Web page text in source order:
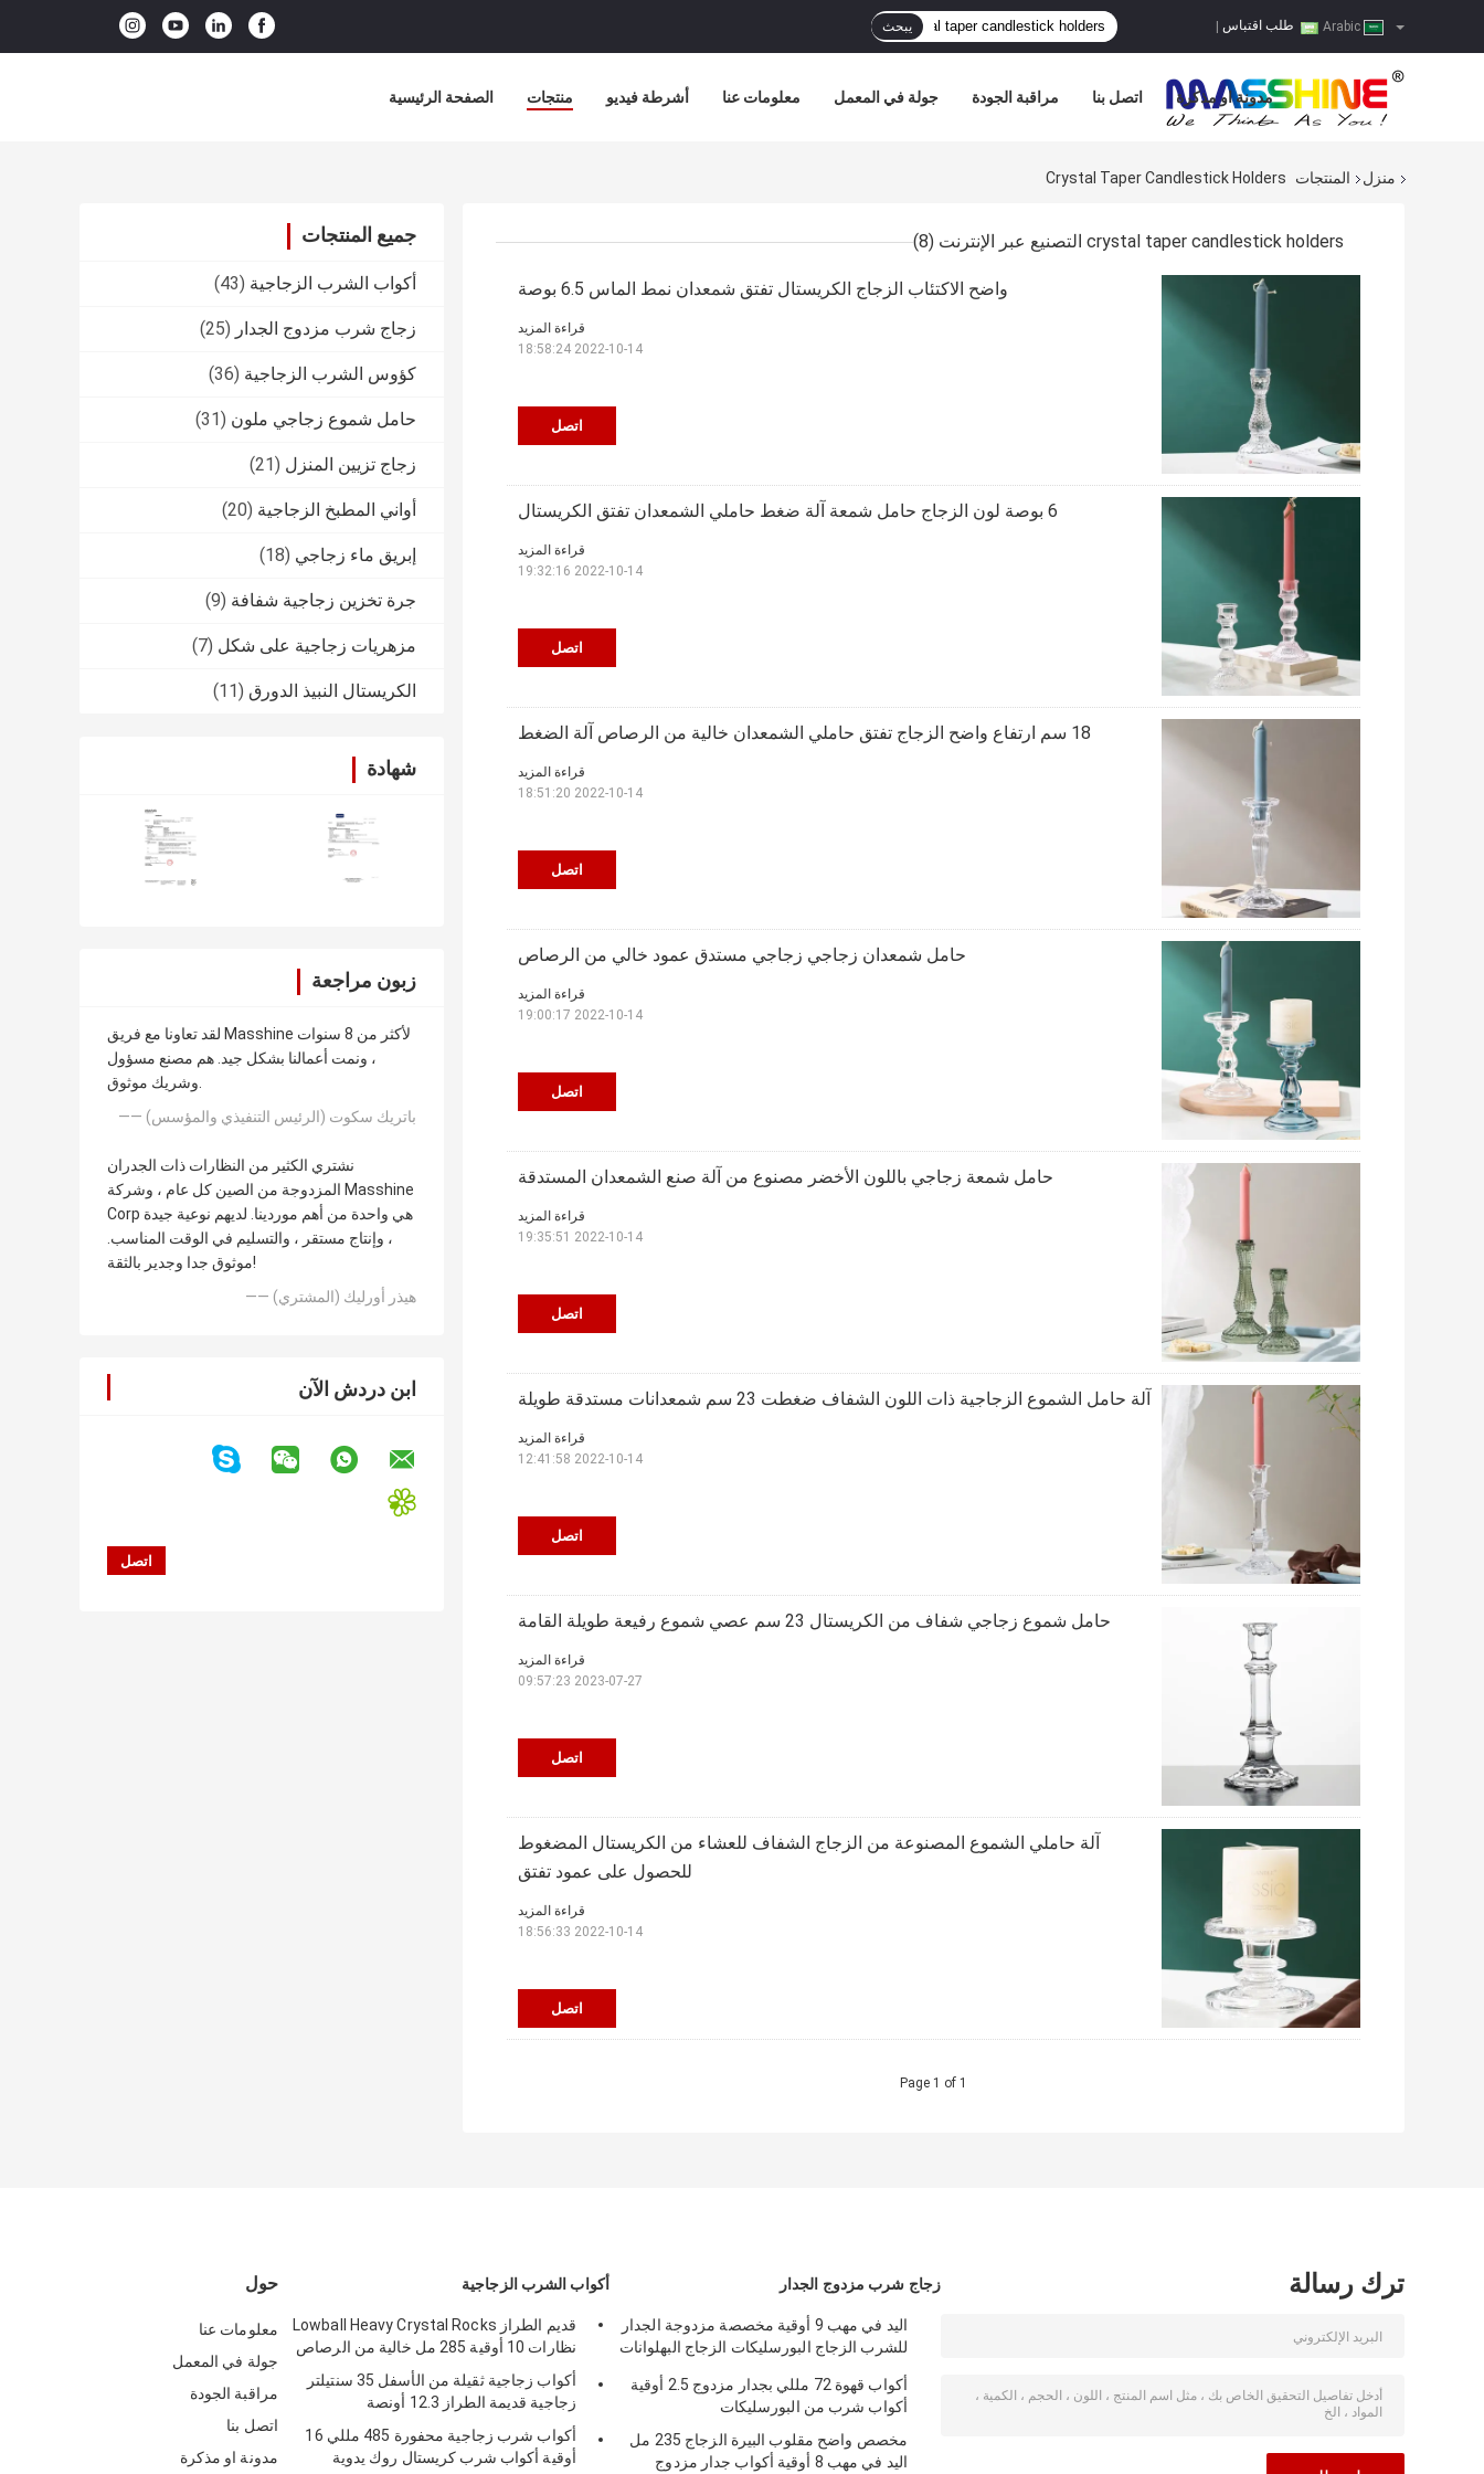
طلب اقتباس يبحث
الصفحة الرئيسية منتجات أشرطة فيديو معلومات عنا جولة في المعمل مراقبة الجودة اتصل بنا مدونة او مذكرة
منزل المنتجات Crystal Taper Candlestick Holders
جميع المنتجات
أكواب الشرب الزجاجية (43)
زجاج شرب مزدوج الجدار (25)
كؤوس الشرب الزجاجية (36)
حامل شموع زجاجي ملون (31)
زجاج تزيين المنزل (21)
أواني المطبخ الزجاجية (20)
إبريق ماء زجاجي (18)
جرة تخزين زجاجية شفافة (9)
مزهريات زجاجية على شكل (7)
الكريستال النبيذ الدورق (11)
شهادة
زبون مراجعة
لقد تعاونا مع فريق Masshine لأكثر من 8 سنوات
، ونمت أعمالنا بشكل جيد. هم مصنع مسؤول
وشريك موثوق.
—— باتريك سكوت (الرئيس التنفيذي والمؤسس)
نشتري الكثير من النظارات ذات الجدران
المزدوجة من الصين كل عام ، وشركة Masshine
Corp هي واحدة من أهم موردينا. لديهم نوعية جيدة
، وإنتاج مستقر ، والتسليم في الوقت المناسب.
موثوق جدا وجدير بالثقة!
—— هيذر أورليك (المشتري)
ابن دردش الآن
crystal taper candlestick holders التصنيع عبر الإنترنت (8)
واضح الاكتئاب الزجاج الكريستال تفتق شمعدان نمط الماس 6.5 بوصة
اتصل
قراءة المزيد
2022-10-14 18:58:24
6 بوصة لون الزجاج حامل شمعة آلة ضغط حاملي الشمعدان تفتق الكريستال
اتصل
قراءة المزيد
2022-10-14 19:32:16
18 سم ارتفاع واضح الزجاج تفتق حاملي الشمعدان خالية من الرصاص آلة الضغط
اتصل
قراءة المزيد
2022-10-14 18:51:20
حامل شمعدان زجاجي زجاجي مستدق عمود خالي من الرصاص
اتصل
قراءة المزيد
2022-10-14 19:00:17
حامل شمعة زجاجي باللون الأخضر مصنوع من آلة صنع الشمعدان المستدقة
اتصل
قراءة المزيد
2022-10-14 19:35:51
آلة حامل الشموع الزجاجية ذات اللون الشفاف ضغطت 23 سم شمعدانات مستدقة طويلة
اتصل
قراءة المزيد
2022-10-14 12:41:58
حامل شموع زجاجي شفاف من الكريستال 23 سم عصي شموع رفيعة طويلة القامة
اتصل
قراءة المزيد
2023-07-27 09:57:23
آلة حاملي الشموع المصنوعة من الزجاج الشفاف للعشاء من الكريستال المضغوط
للحصول على عمود تفتق
اتصل
قراءة المزيد
2022-10-14 18:56:33
Page 1 of 1
حول
معلومات عنا
جولة في المعمل
مراقبة الجودة
اتصل بنا
مدونة او مذكرة
أكواب الشرب الزجاجية
قديم الطراز Lowball Heavy Crystal Rocks
نظارات 10 أوقية 285 مل خالية من الرصاص
أكواب زجاجية ثقيلة من الأسفل 35 سنتيلتر
زجاجية قديمة الطراز 12.3 أونصة
أكواب شرب زجاجية محفورة 485 مللي 16
أوقية أكواب شرب كريستال روك يدوية
زجاج شرب مزدوج الجدار
اليد في مهب 9 أوقية مخصصة مزدوجة الجدار
للشرب الزجاج البورسليكات الزجاج البهلوانات
أكواب قهوة 72 مللي بجدار مزدوج 2.5 أوقية
أكواب شرب من البورسليكات
مخصص واضح مقلوب البيرة الزجاج 235 مل
اليد في مهب 8 أوقية أكواب جدار مزدوج
ترك رسالة